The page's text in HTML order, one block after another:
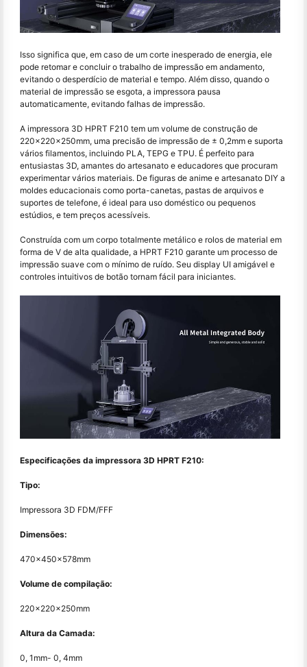
Isso significa que, em caso de um corte inesperado de energia, ele
pode retomar e concluir o trabalho de impressão em andamento,
evitando o desperdício de material e tempo. Além disso, quando o
material de impressão se esgota, a impressora pausa
automaticamente, evitando falhas de impressão.
A impressora 3D HPRT F210 tem um volume de construção de
220×220×250mm, uma precisão de impressão de ± 0,2mm e suporta
vários filamentos, incluindo PLA, TEPG e TPU. É perfeito para
entusiastas 3D, amantes do artesanato e educadores que procuram
experimentar vários materiais. De figuras de anime e artesanato DIY a
moldes educacionais como porta-canetas, pastas de arquivos e
suportes de telefone, é ideal para uso doméstico ou pequenos
estúdios, e tem preços acessíveis.
Construída com um corpo totalmente metálico e rolos de material em
forma de V de alta qualidade, a HPRT F210 garante um processo de
impressão suave com o mínimo de ruído. Seu display UI amigável e
controles intuitivos de botão tornam fácil para iniciantes.
Especificações da impressora 3D HPRT F210:
Tipo:
Impressora 3D FDM/FFF
Dimensões:
470×450×578mm
Volume de compilação:
220×220×250mm
Altura da Camada:
0, 1mm- 0, 4mm